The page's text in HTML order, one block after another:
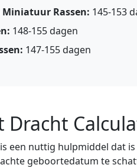
Rassen: 145-153
148-155 dagen
147-155 dagen
Dracht
een nuttig hulpmiddel dat
geboortedatum te